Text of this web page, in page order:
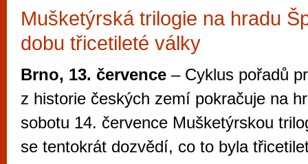
Mušketýrská trilogie na hradu
dobu třicetileté války
Brno, 13. července – Cyklus pořadů
z historie českých zemí pokračuje na
sobotu 14. července Mušketýrskou
se tentokrát dozvědí, co to byla
Průvodce
Brně: Od
Brno je
zajímavé
restaurace,
Mimo jiné je ale také místem, kde si